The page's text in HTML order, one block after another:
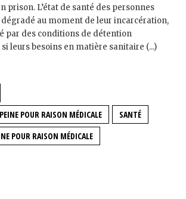
prison. L’état de santé des personnes
dégradé au moment de leur incarcération,
par des conditions de détention
leurs besoins en matière sanitaire (...)
POUR RAISON MÉDICALE
SANTÉ
POUR RAISON MÉDICALE